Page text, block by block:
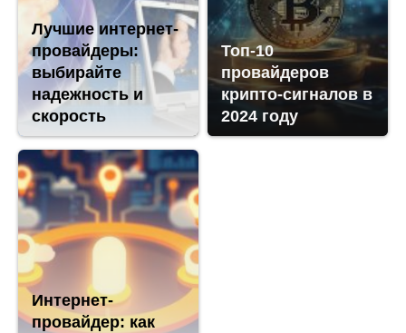
Лучшие интернет-
провайдеры:
выбирайте
надежность и
скорость
Топ-10
провайдеров
крипто-сигналов в
2024 году
Интернет-
провайдер: как